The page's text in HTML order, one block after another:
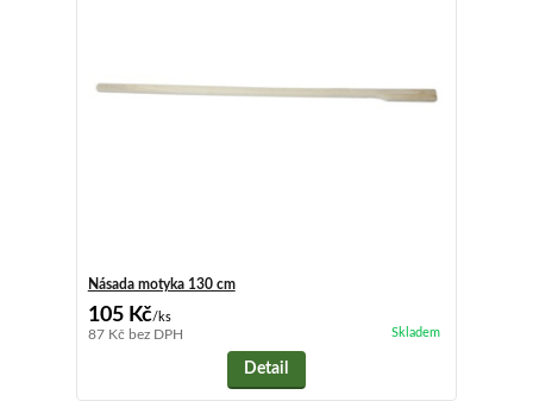
Násada motyka 130 cm
105 Kč/ks
87 Kč bez DPH Skladem
Detail